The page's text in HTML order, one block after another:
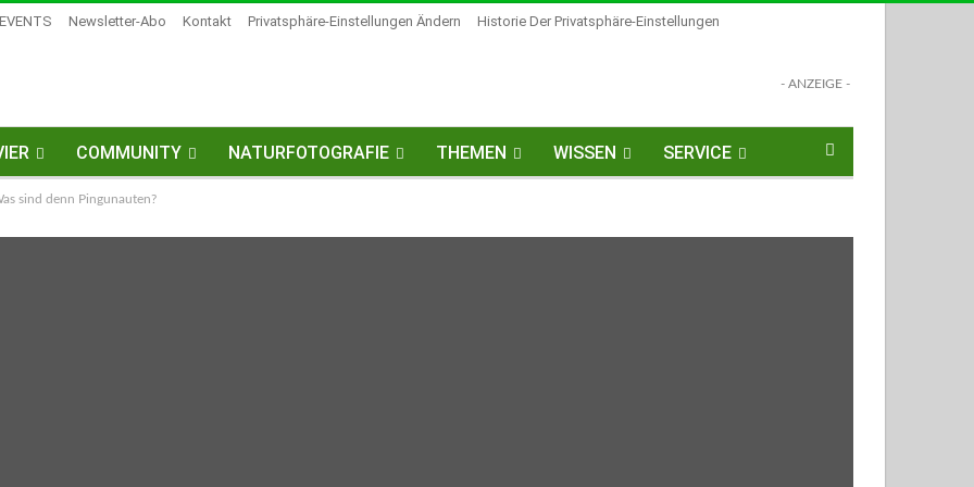
EVENTS Newsletter-Abo Kontakt Privatsphäre-Einstellungen Ändern
Historie Der Privatsphäre-Einstellungen
- ANZEIGE -
COMMUNITY NATURFOTOGRAFIE THEMEN WISSEN SERVICE
sind denn Pingunauten?